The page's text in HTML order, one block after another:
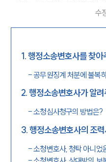
수
1.행정소송변호사를 찾아
-공무원징계 처분에 불복
2.행정소송변호사가 알려
-소청심사청구의 방법은?
3.행정소송변호사의 조
-소청변호사, 청탁 아니었